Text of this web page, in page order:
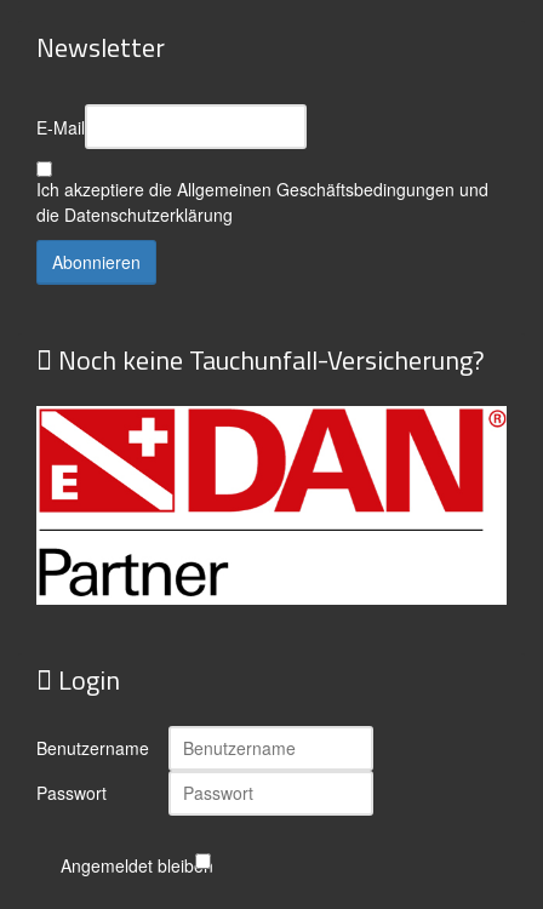
Newsletter
E-Mail
Ich akzeptiere die Allgemeinen Geschäftsbedingungen und
die Datenschutzerklärung
Noch keine Tauchunfall-Versicherung?
Login
Benutzername
Passwort
Angemeldet bleiben